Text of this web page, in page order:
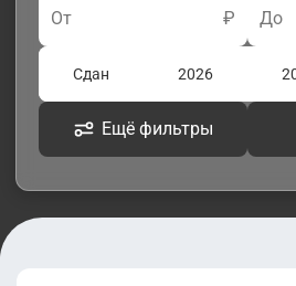
От ₽ До
Сдан 2026
Ещё фильтры